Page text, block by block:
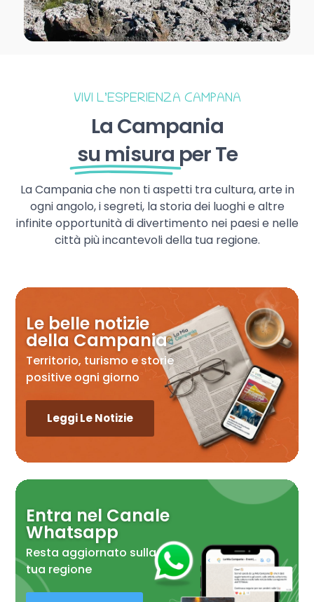
VIVI L’ESPERIENZA CAMPANA
La Campania
su misura per Te
La Campania che non ti aspetti tra cultura, arte in
ogni angolo, i segreti, la storia dei luoghi e altre
infinite opportunità di divertimento nei paesi e nelle
città più incantevoli della tua regione.
Le belle notizie
della Campania
Territorio, turismo e storie
positive ogni giorno
Leggi Le Notizie
Entra nel Canale
Whatsapp
Resta aggiornato sulla
tua regione